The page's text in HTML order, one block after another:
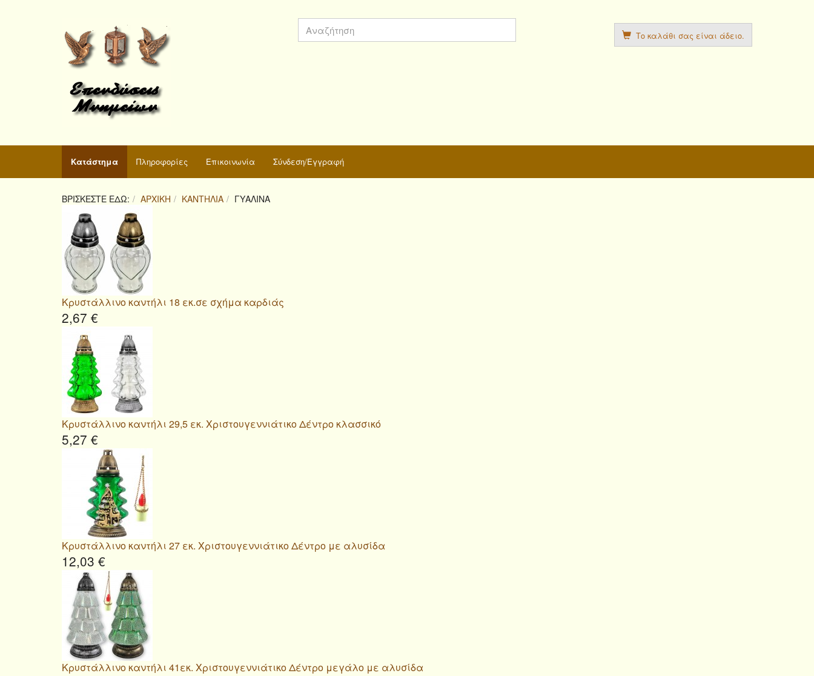
Το καλάθι σας είναι άδειο.
Κατάστημα Πληροφορίες Επικοινωνία Σύνδεση/Εγγραφή
ΒΡΊΣΚΕΣΤΕ ΕΔΏ: ΑΡΧΙΚΉ ΚΑΝΤΉΛΙΑ ΓΥΆΛΙΝΑ
Κρυστάλλινο καντήλι 18 εκ.σε σχήμα καρδιάς
2,67 €
Κρυστάλλινο καντήλι 29,5 εκ. Χριστουγεννιάτικο Δέντρο κλασσικό
5,27 €
Κρυστάλλινο καντήλι 27 εκ. Χριστουγεννιάτικο Δέντρο με αλυσίδα
12,03 €
Κρυστάλλινο καντήλι 41εκ. Χριστουγεννιάτικο Δέντρο μεγάλο με αλυσίδα